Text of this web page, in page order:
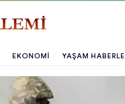
EKONOMI YAŞAM